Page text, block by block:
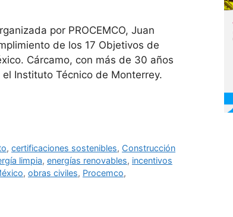
por PROCEMCO, Juan
de los 17 Objetivos de
Cárcamo, con más de 30 años
Instituto Técnico de Monterrey.
,certificaciones sostenibles, Construcción
limpia, energías renovables, incentivos
, obras civiles, Procemco,